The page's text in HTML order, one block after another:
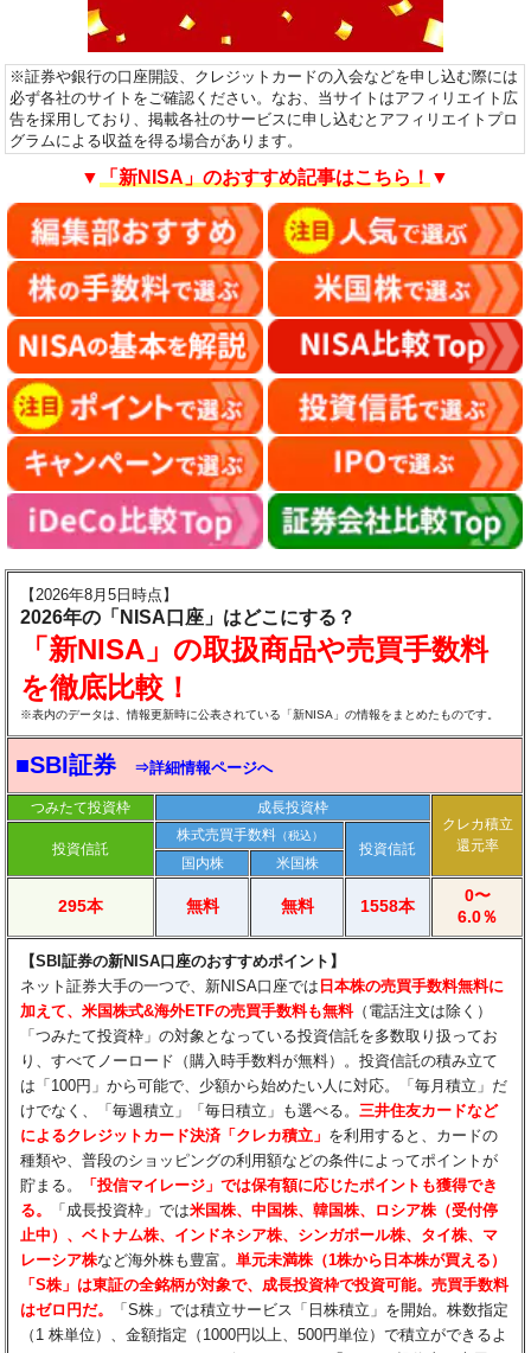
※証券や銀行の口座開設、クレジットカードの入会などを申し込む際には
必ず各社のサイトをご確認ください。なお、当サイトはアフィリエイト広
告を採用しており、掲載各社のサービスに申し込むとアフィリエイトプロ
グラムによる収益を得る場合があります。
▼ 「新NISA」のおすすめ記事はこちら！ ▼
【2026年8月5日時点】
2026年の「NISA口座」はどこにする？
「新NISA」の取扱商品や売買手数料
を徹底比較！
※表内のデータは、情報更新時に公表されている「新NISA」の情報をまとめたものです。
■SBI証券 ⇒詳細情報ページへ
つみたて投資枠
成長投資枠
クレカ積立
還元率
投資信託
株式売買手数料（税込）
投資信託
国内株
米国株
295本 無料 無料 1558本
0〜
6.0％
【SBI証券の新NISA口座のおすすめポイント】
ネット証券大手の一つで、新NISA口座では 日本株の売買手数料無料に
加えて、米国株式&海外ETFの売買手数料も無料（電話注文は除く）
「つみたて投資枠」の対象となっている投資信託を多数取り扱ってお
り、すべてノーロード（購入時手数料が無料）。投資信託の積み立て
は「100円」から可能で、少額から始めたい人に対応。「毎月積立」だ
けでなく、「毎週積立」「毎日積立」も選べる。三井住友カードなど
によるクレジットカード決済「クレカ積立」 を利用すると、カードの
種類や、普段のショッピングの利用額などの条件によってポイントが
貯まる。
「投信マイレージ」では保有額に応じたポイントも獲得でき
る。
「成長投資枠」では米国株、中国株、韓国株、ロシア株（受付停
止中）、ベトナム株、インドネシア株、シンガポール株、タイ株、マ
レーシア株など海外株も豊富。単元未満株（1株から日本株が買える）
「S株」は東証の全銘柄が対象で、成長投資枠で投資可能。売買手数料
はゼロ円だ。
「S株」では積立サービス「日株積立」を開始。株数指定
（1 株単位）、金額指定（1000円以上、500円単位）で積立ができるよ